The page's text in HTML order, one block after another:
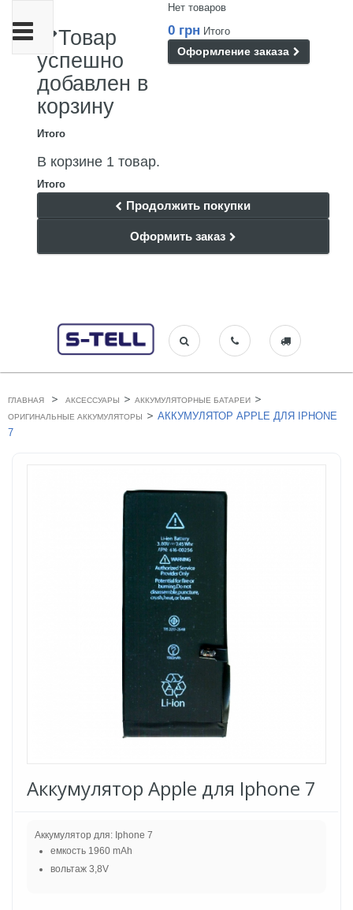
Нет товаров
0 грн Итого
Оформление заказа
Товар
успешно
добавлен в
корзину
Итого
В корзине 1 товар.
Итого
Продолжить покупки
Оформить заказ
Переключить
навигации
ГЛАВНАЯ > АКСЕССУАРЫ > АККУМУЛЯТОРНЫЕ БАТАРЕИ >
ОРИГИНАЛЬНЫЕ АККУМУЛЯТОРЫ > АККУМУЛЯТОР APPLE ДЛЯ IPHONE
7
Аккумулятор Apple для Iphone 7
Аккумулятор для: Iphone 7
емкость 1960 mAh
вольтаж 3,8V